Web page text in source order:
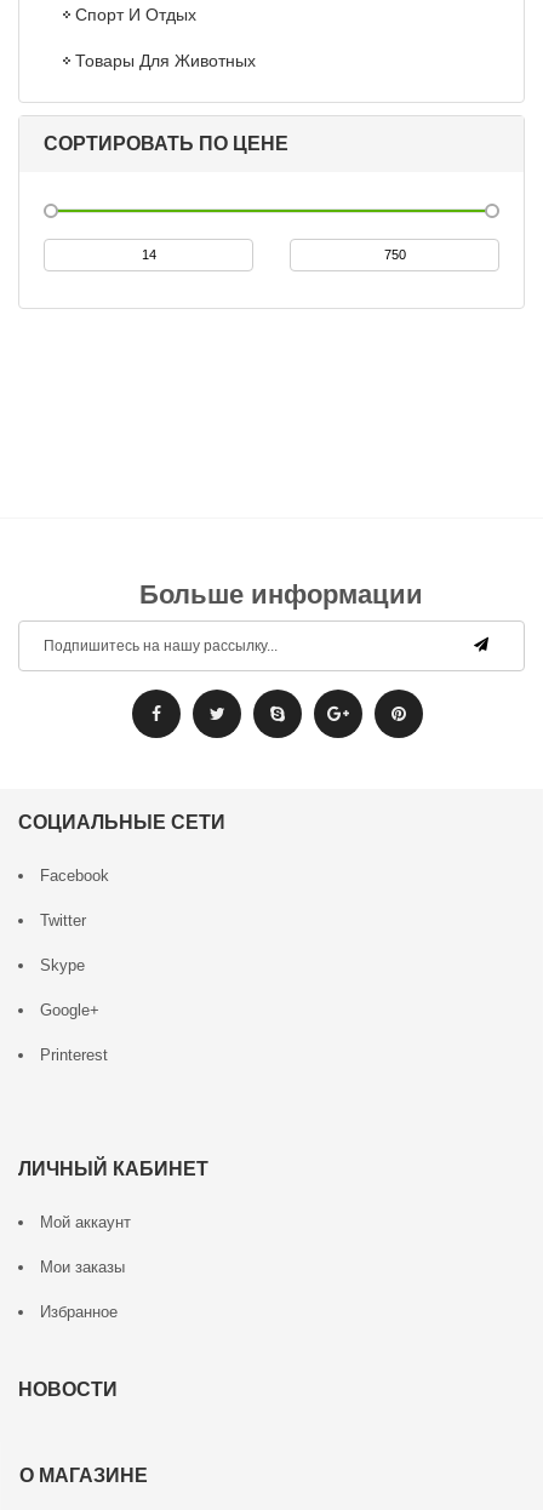
Спорт И Отдых
Товары Для Животных
СОРТИРОВАТЬ ПО ЦЕНЕ
Больше информации
СОЦИАЛЬНЫЕ СЕТИ
Facebook
Twitter
Skype
Google+
Printerest
ЛИЧНЫЙ КАБИНЕТ
Мой аккаунт
Мои заказы
Избранное
НОВОСТИ
О МАГАЗИНЕ